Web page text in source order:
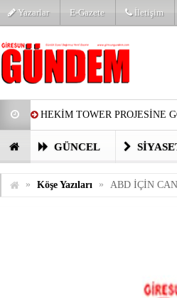
Yazarlar E-Gazete İletişim
HEKİM TOWER PROJESİNE
PARTİ’DE YENİ YÜZLER
GÜNCEL
» Köşe Yazıları » ABD İÇİN